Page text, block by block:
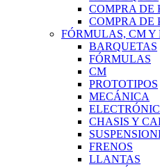
COMPRA DE
COMPRA DE
FÓRMULAS, CM Y
BARQUETAS
FÓRMULAS
CM
PROTOTIPOS
MECÁNICA
CHASIS Y
FRENOS
LLANTAS